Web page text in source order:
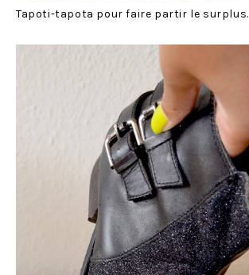
Tapoti-tapota pour faire partir le surplus.